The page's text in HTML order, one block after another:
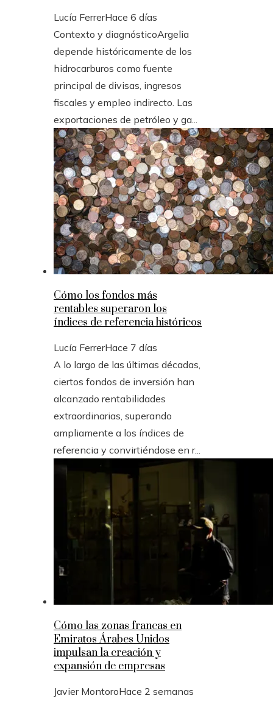
Lucía FerrerHace 6 días
Contexto y diagnósticoArgelia
depende históricamente de los
hidrocarburos como fuente
principal de divisas, ingresos
fiscales y empleo indirecto. Las
exportaciones de petróleo y ga...
Cómo los fondos más
rentables superaron los
índices de referencia históricos
Lucía FerrerHace 7 días
A lo largo de las últimas décadas,
ciertos fondos de inversión han
alcanzado rentabilidades
extraordinarias, superando
ampliamente a los índices de
referencia y convirtiéndose en r...
Cómo las zonas francas en
Emiratos Árabes Unidos
impulsan la creación y
expansión de empresas
Javier MontoroHace 2 semanas